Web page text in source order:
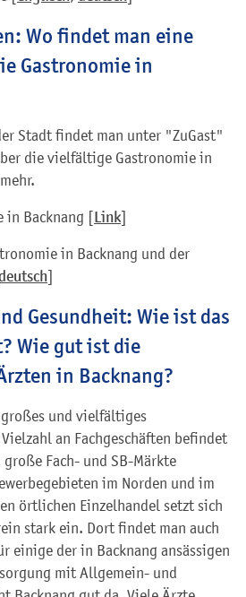
Wo findet man eine
Gastronomie in
Stadt findet man unter "ZuGast"
die vielfältige Gastronomie in
in Backnang [Link]
in Backnang und der
]
Gesundheit: Wie ist das
Wie gut ist die
in Backnang?
und vielfältiges
an Fachgeschäften befindet
Fach- und SB-Märkte
im Norden und im
örtlichen Einzelhandel setzt sich
stark ein. Dort findet man auch
einige der in Backnang ansässigen
mit Allgemein- und